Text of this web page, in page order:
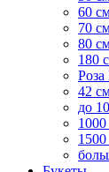
60
70
80
180
42
до